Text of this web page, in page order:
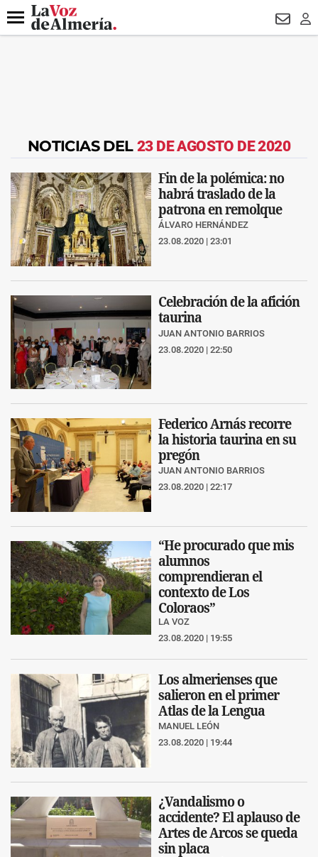
DESTACADO
Menú
NOTICIAS DEL23 DE AGOSTO DE 2020
Fin de la polémica: no
habrá traslado de la
patrona en remolque
ÁLVARO HERNÁNDEZ
23.08.2020 | 23:01
Celebración de la afición
taurina
JUAN ANTONIO BARRIOS
23.08.2020 | 22:50
Federico Arnás recorre
la historia taurina en su
pregón
JUAN ANTONIO BARRIOS
23.08.2020 | 22:17
“He procurado que mis
alumnos
comprendieran el
contexto de Los
Coloraos”
LA VOZ
23.08.2020 | 19:55
Los almerienses que
salieron en el primer
Atlas de la Lengua
MANUEL LEÓN
23.08.2020 | 19:44
¿Vandalismo o
accidente? El aplauso de
Artes de Arcos se queda
sin placa